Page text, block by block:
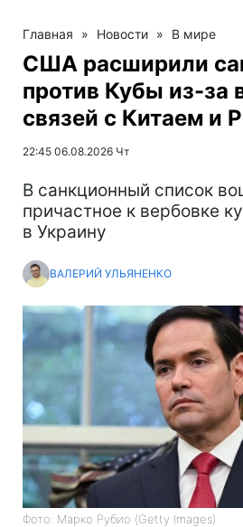
Главная » Новости » В мире
США расширили
против Кубы из-за
связей с Китаем и
22:45 06.08.2026 Чт
В санкционный список
причастное к вербовке
в Украину
ВАЛЕРИЙ УЛЬЯНЕНКО
Фото: Марко Рубио (Getty Images)